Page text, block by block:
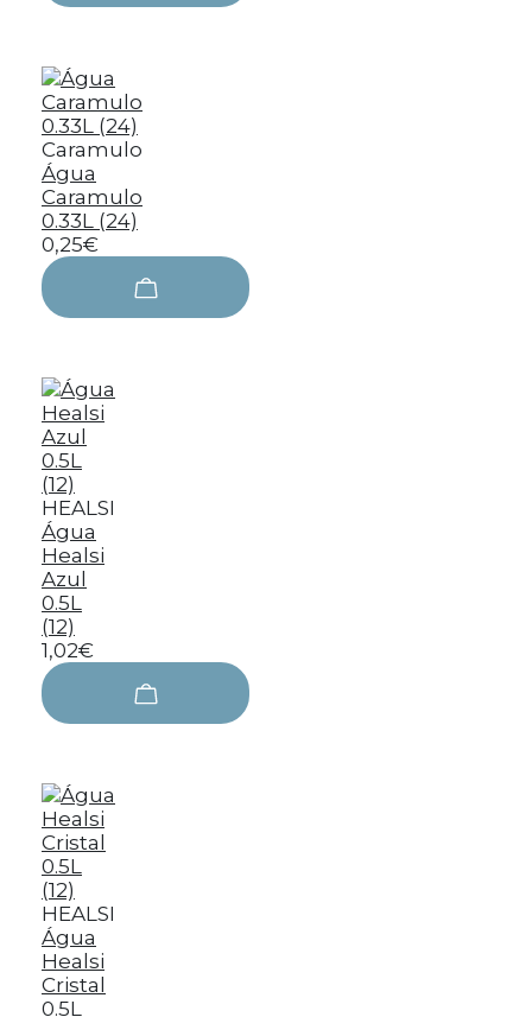
Caramulo
Água
Caramulo
0.33L (24)
0,25€
HEALSI
Água
Healsi
Azul
0.5L
(12)
1,02€
HEALSI
Água
Healsi
Cristal
0.5L